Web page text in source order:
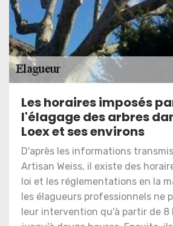
Les horaires imposés
l'élagage des arbres
Loex et ses environs
D'après les informations
Artisan Weiss, il existe des
loi et les réglementations en la
les élagueurs professionnels ne
leur intervention qu'à partir de 8